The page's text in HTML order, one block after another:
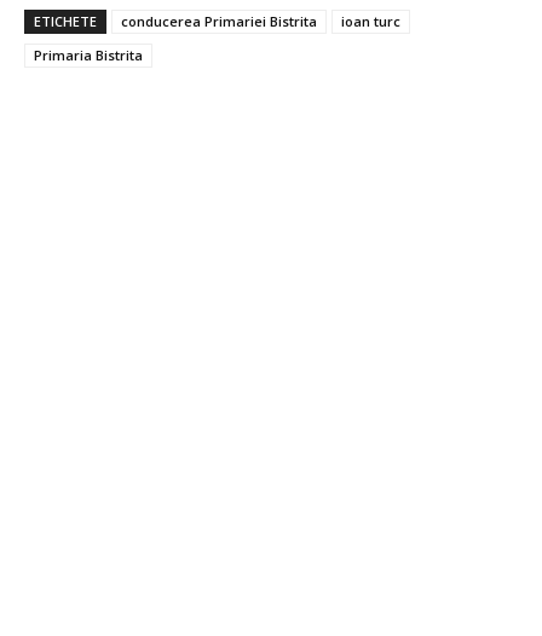
ETICHETE conducerea Primariei Bistrita
ioan turc
Primaria Bistrita